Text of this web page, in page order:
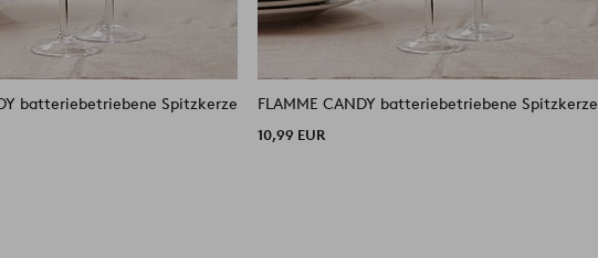
batteriebetriebene Spitzkerze FLAMME CANDY batteriebetriebene Spitzkerze
10,99 EUR